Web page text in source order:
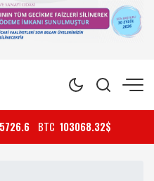
5726.6 BTC 103068.32$